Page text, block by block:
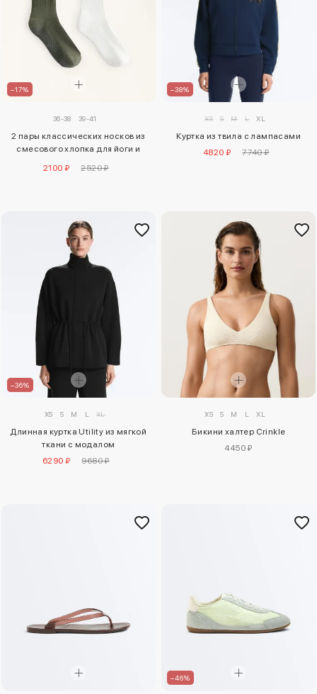
–17%
36-38 39-41
2 пары классических носков из
смесового хлопка для йоги и
2100 ₽ 2520 ₽
–38%
XS S M L XL
Куртка из твила с лампасами
4820 ₽
7740 ₽
–36%
XS S M L XL
Длинная куртка Utility из мягкой
ткани с модалом
6290 ₽
9680 ₽
XS S M L XL
Бикини халтер Crinkle
4450 ₽
–46%